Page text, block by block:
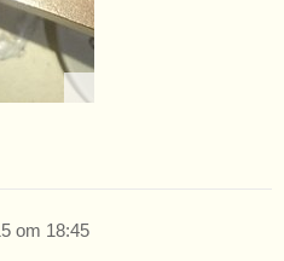
om 18:45